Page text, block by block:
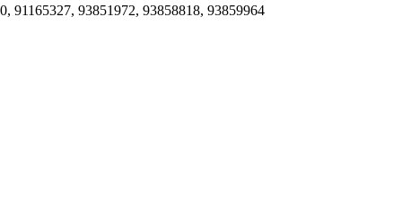
91165327, 93851972, 93858818, 93859964